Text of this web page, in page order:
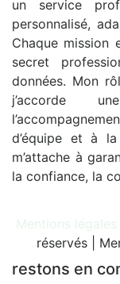
un service
personnalisé,
Chaque mission
secret
données. Mon
j’accorde
d’équipe et à
m’attache à
la confiance, la
Mentions légales
réservés |
restons en